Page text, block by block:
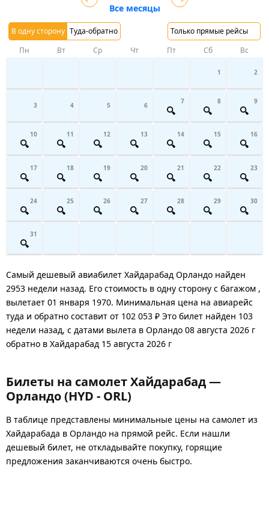
В одну сторону Туда-обратно Только прямые рейсы
Все месяцы
Пн Вт Ср Чт Пт Сб Вс
1 2
3 4 5 6 7 8 9
10 11 12 13 14 15 16
17 18 19 20 21 22 23
24 25 26 27 28 29 30
31
Самый дешевый авиабилет Хайдарабад Орландо найден
2953 недели назад. Его стоимость в одну сторону с багажом ,
вылетает 01 января 1970. Минимальная цена на авиарейс
туда и обратно составит от 102 053 ₽ Это билет найден 103
недели назад, с датами вылета в Орландо 08 августа 2026 г
обратно в Хайдарабад 15 августа 2026 г
Билеты на самолет Хайдарабад —
Орландо (HYD - ORL)
В таблице представлены минимальные цены на самолет из
Хайдарабада в Орландо на прямой рейс. Если нашли
дешевый билет, не откладывайте покупку, горящие
предложения заканчиваются очень быстро.